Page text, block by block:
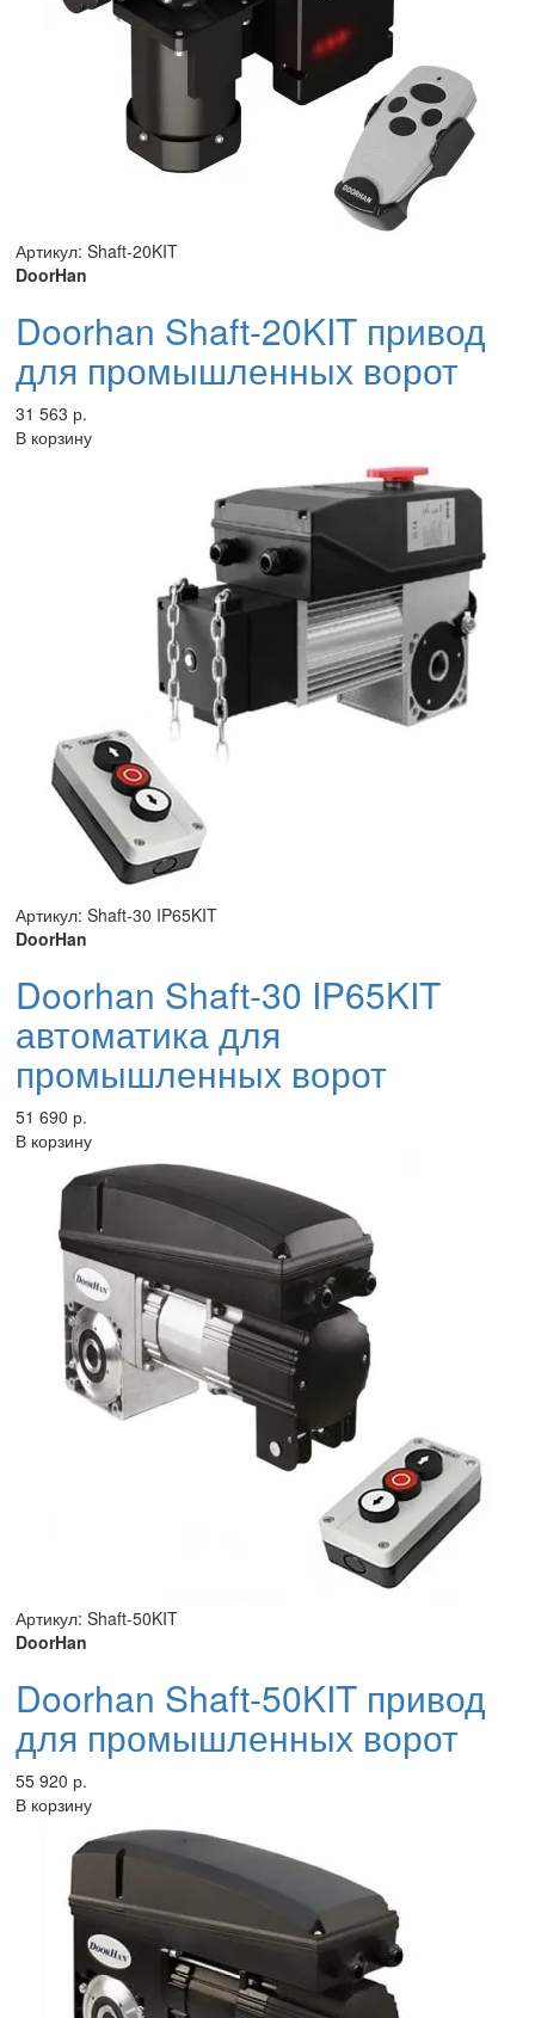
Артикул: Shaft-20KIT
DoorHan
Doorhan Shaft-20KIT привод
для промышленных ворот
31 563 р.
В корзину
Артикул: Shaft-30 IP65KIT
DoorHan
Doorhan Shaft-30 IP65KIT
автоматика для
промышленных ворот
51 690 р.
В корзину
Артикул: Shaft-50KIT
DoorHan
Doorhan Shaft-50KIT привод
для промышленных ворот
55 920 р.
В корзину